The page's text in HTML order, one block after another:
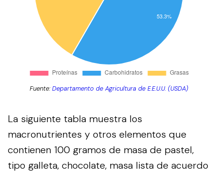
Fuente:Departamento de Agricultura de E.E.U.U. (USDA)
La siguiente tabla muestra los
macronutrientes y otros elementos que
contienen 100 gramos de masa de pastel,
tipo galleta, chocolate, masa lista de acuerdo